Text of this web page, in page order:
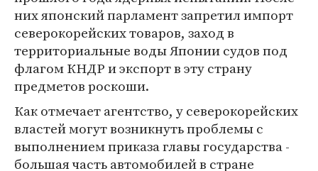
них японский парламент запретил импорт
северокорейских товаров, заход в
территориальные воды Японии судов под
флагом КНДР и экспорт в эту страну
предметов роскоши.
Как отмечает агентство, у северокорейских
властей могут возникнуть проблемы с
выполнением приказа главы государства -
большая часть автомобилей в стране